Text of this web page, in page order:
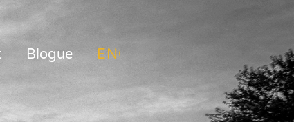
Blogue ENGLISH